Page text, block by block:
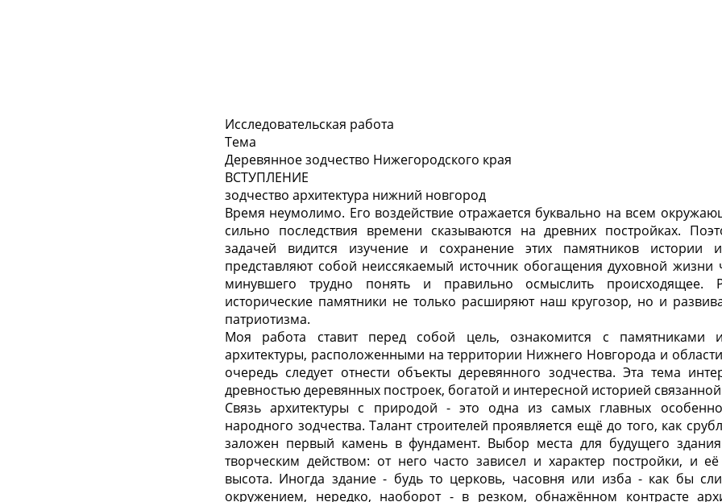
Исследовательская работа
Тема
Деревянное зодчество Нижегородского края
ВСТУПЛЕНИЕ
зодчество архитектура нижний новгород
Время неумолимо. Его воздействие отражается буквально на всем
сильно последствия времени сказываются на древних постройках.
задачей видится изучение и сохранение этих памятников истории
представляют собой неиссякаемый источник обогащения духовной жизни
минувшего трудно понять и правильно осмыслить происходящее.
исторические памятники не только расширяют наш кругозор, но и
патриотизма.
Моя работа ставит перед собой цель, ознакомится с памятниками
архитектуры, расположенными на территории Нижнего Новгорода и
очередь следует отнести объекты деревянного зодчества. Эта тема
древностью деревянных построек, богатой и интересной историей
Связь архитектуры с природой - это одна из самых главных
народного зодчества. Талант строителей проявляется ещё до того, как
заложен первый камень в фундамент. Выбор места для будущего
творческим действом: от него часто зависел и характер постройки, и
высота. Иногда здание - будь то церковь, часовня или изба - как бы
окружением, нередко, наоборот - в резком, обнажённом контрасте